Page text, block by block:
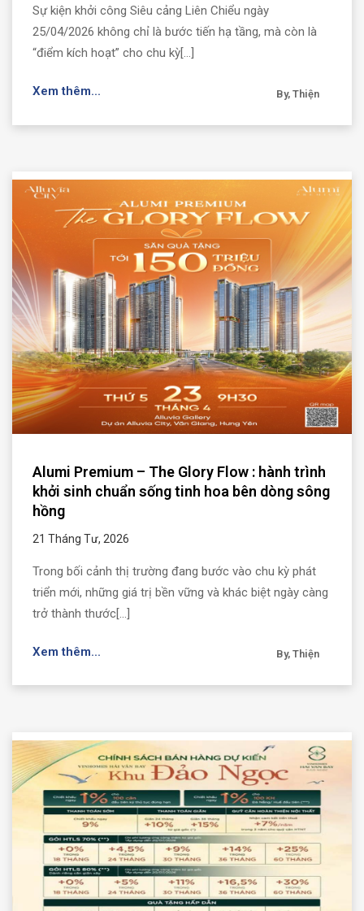
Sự kiện khởi công Siêu cảng Liên Chiểu ngày
25/04/2026 không chỉ là bước tiến hạ tầng, mà còn là
“điểm kích hoạt” cho chu kỳ[...]
Xem thêm... By, Thiện
Alumi Premium – The Glory Flow : hành trình
khởi sinh chuẩn sống tinh hoa bên dòng sông
hồng
21 Tháng Tư, 2026
Trong bối cảnh thị trường đang bước vào chu kỳ phát
triển mới, những giá trị bền vững và khác biệt ngày càng
trở thành thước[...]
Xem thêm... By, Thiện